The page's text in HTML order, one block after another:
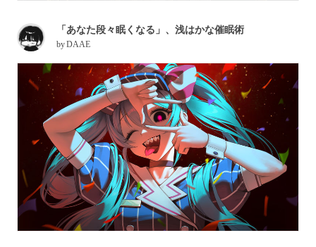
「あなた段々眠くなる」、浅はかな催眠術
byDAAE